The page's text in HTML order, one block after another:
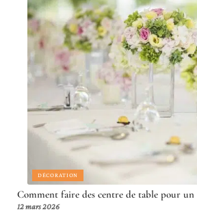
DÉCORATION
Comment faire des centre de table pour un
12 mars 2026